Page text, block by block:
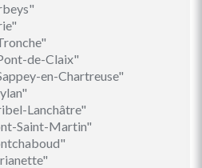
de-Claix"
en-Chartreuse"
Lanchâtre"
Saint-Martin"